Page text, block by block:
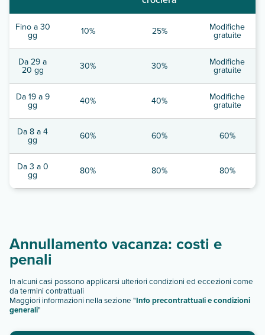
Fino a 30
gg 10% 25% Modifiche
gratuite
Da 29 a
20 gg 30% 30% Modifiche
gratuite
Da 19 a 9
gg 40% 40% Modifiche
gratuite
Da 8 a 4
gg 60% 60% 60%
Da 3 a 0
gg 80% 80% 80%
Annullamento vacanza: costi e
penali
In alcuni casi possono applicarsi ulteriori condizioni ed eccezioni come
da termini contrattuali
Maggiori informazioni nella sezione "Info precontrattuali e condizioni
generali"